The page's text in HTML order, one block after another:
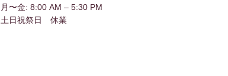
月〜金: 8:00 AM – 5:30 PM
土日祝祭日 休業